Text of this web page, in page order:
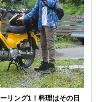
リング1！料理はその日